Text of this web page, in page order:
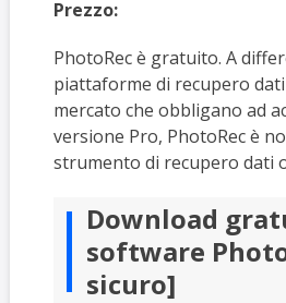
Prezzo:
PhotoRec è gratuito. A
piattaforme di recupero
mercato che obbligano ad
versione Pro, PhotoRec è
strumento di recupero dati
Download
software
sicuro]